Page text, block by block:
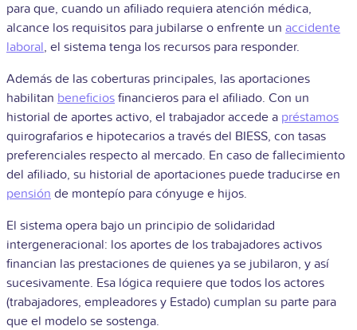
para que, cuando un afiliado requiera atención médica,
alcance los requisitos para jubilarse o enfrente un accidente
laboral, el sistema tenga los recursos para responder.
Además de las coberturas principales, las aportaciones
habilitan beneficios financieros para el afiliado. Con un
historial de aportes activo, el trabajador accede a préstamos
quirografarios e hipotecarios a través del BIESS, con tasas
preferenciales respecto al mercado. En caso de fallecimiento
del afiliado, su historial de aportaciones puede traducirse en
pensión de montepío para cónyuge e hijos.
El sistema opera bajo un principio de solidaridad
intergeneracional: los aportes de los trabajadores activos
financian las prestaciones de quienes ya se jubilaron, y así
sucesivamente. Esa lógica requiere que todos los actores
(trabajadores, empleadores y Estado) cumplan su parte para
que el modelo se sostenga.